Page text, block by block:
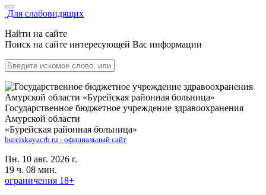
Для слабовидящих
Найти на сайте
Поиск на сайте интересующей Вас информации
Государственное бюджетное учреждение здравоохранения
Амурской области
«Бурейская районная больница»
bureiskayacrb.ru - официальный сайт
Пн. 10 авг. 2026 г.
19 ч. 08 мин.
ограничения 18+